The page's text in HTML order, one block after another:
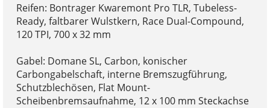
Reifen: Bontrager Kwaremont Pro TLR, Tubeless-
Ready, faltbarer Wulstkern, Race Dual-Compound,
120 TPI, 700 x 32 mm
Gabel: Domane SL, Carbon, konischer
Carbongabelschaft, interne Bremszugführung,
Schutzblechösen, Flat Mount-
Scheibenbremsaufnahme, 12 x 100 mm Steckachse